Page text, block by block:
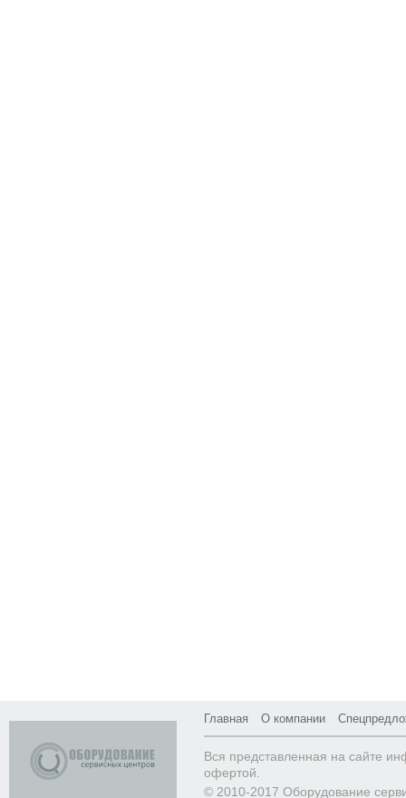
Главная О компании
Вся представленная на сайте
офертой.
© 2010-2017 Оборудование